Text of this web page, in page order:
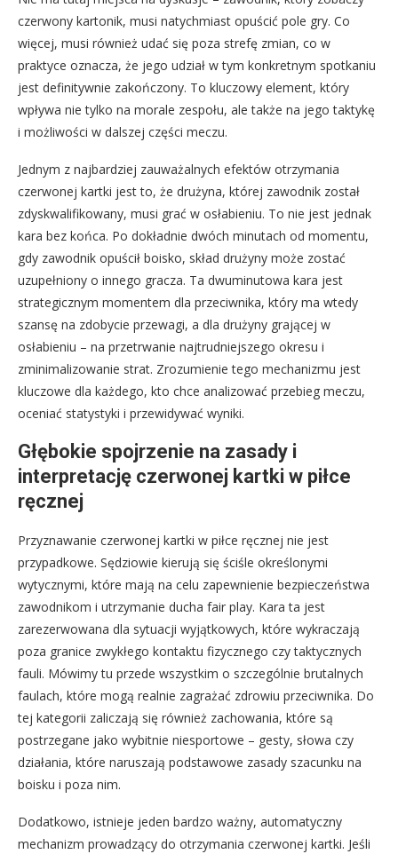
czerwony kartonik, musi natychmiast opuścić pole gry. Co
więcej, musi również udać się poza strefę zmian, co w
praktyce oznacza, że jego udział w tym konkretnym spotkaniu
jest definitywnie zakończony. To kluczowy element, który
wpływa nie tylko na morale zespołu, ale także na jego taktykę
i możliwości w dalszej części meczu.
Jednym z najbardziej zauważalnych efektów otrzymania
czerwonej kartki jest to, że drużyna, której zawodnik został
zdyskwalifikowany, musi grać w osłabieniu. To nie jest jednak
kara bez końca. Po dokładnie dwóch minutach od momentu,
gdy zawodnik opuścił boisko, skład drużyny może zostać
uzupełniony o innego gracza. Ta dwuminutowa kara jest
strategicznym momentem dla przeciwnika, który ma wtedy
szansę na zdobycie przewagi, a dla drużyny grającej w
osłabieniu – na przetrwanie najtrudniejszego okresu i
zminimalizowanie strat. Zrozumienie tego mechanizmu jest
kluczowe dla każdego, kto chce analizować przebieg meczu,
oceniać statystyki i przewidywać wyniki.
Głębokie spojrzenie na zasady i
interpretację czerwonej kartki w piłce
ręcznej
Przyznawanie czerwonej kartki w piłce ręcznej nie jest
przypadkowe. Sędziowie kierują się ściśle określonymi
wytycznymi, które mają na celu zapewnienie bezpieczeństwa
zawodnikom i utrzymanie ducha fair play. Kara ta jest
zarezerwowana dla sytuacji wyjątkowych, które wykraczają
poza granice zwykłego kontaktu fizycznego czy taktycznych
fauli. Mówimy tu przede wszystkim o szczególnie brutalnych
faulach, które mogą realnie zagrażać zdrowiu przeciwnika. Do
tej kategorii zaliczają się również zachowania, które są
postrzegane jako wybitnie niesportowe – gesty, słowa czy
działania, które naruszają podstawowe zasady szacunku na
boisku i poza nim.
Dodatkowo, istnieje jeden bardzo ważny, automatyczny
mechanizm prowadzący do otrzymania czerwonej kartki. Jeśli